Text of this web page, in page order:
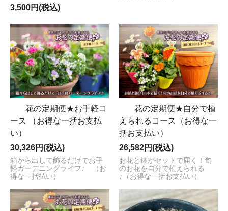
3,500円(税込)
花の定期便★お手軽コ
ース （お得な一括お支払
い）
30,326円(税込)
箱から出して飾るだけでお手
軽ガーデニングライフ♪ （お
得な一括払い）
花の定期便★自分で植
えられるコース（お得な一
括お支払い）
26,582円(税込)
お花と鉢がセットで届く！旬
のお花を自分で植えられる
♪（お得な一括お支払い）